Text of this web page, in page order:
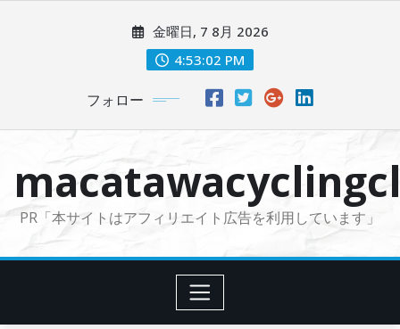
に
金曜日, 7 8月 2026
4:53:04 PM
フォロー
PR「本サイトはアフィリエイト広告を利用しています」